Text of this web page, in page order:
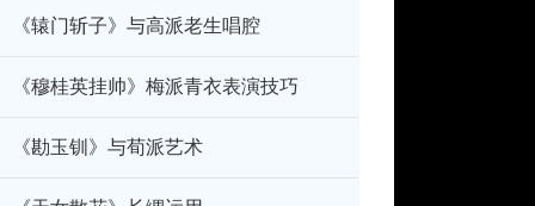
《辕门斩子》与高派老生唱腔
《穆桂英挂帅》梅派青衣表演技巧
《勘玉钏》与荀派艺术